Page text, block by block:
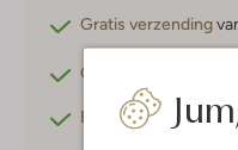
Gratis verzending
Gratis retourneren
Betaal achterafmet